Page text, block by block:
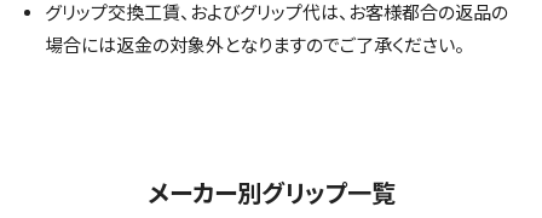
グリップ交換工賃、およびグリップ代は、お客様都合の返品の
場合には返金の対象外となりますのでご了承ください。
メーカー別グリップ一覧